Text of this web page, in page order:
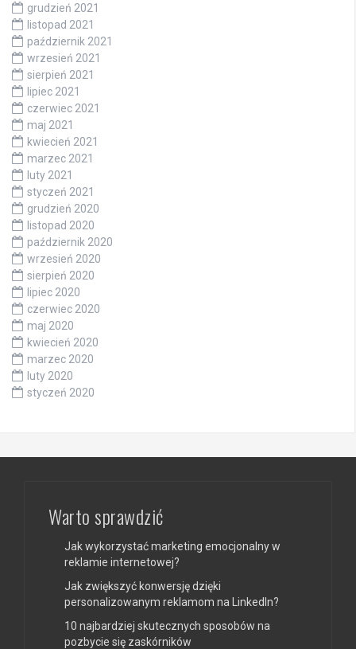
grudzień 2021
listopad 2021
październik 2021
wrzesień 2021
sierpień 2021
lipiec 2021
czerwiec 2021
maj 2021
kwiecień 2021
marzec 2021
luty 2021
styczeń 2021
grudzień 2020
listopad 2020
październik 2020
wrzesień 2020
sierpień 2020
lipiec 2020
czerwiec 2020
maj 2020
kwiecień 2020
marzec 2020
luty 2020
styczeń 2020
Warto sprawdzić
Jak wykorzystać marketing emocjonalny w
reklamie internetowej?
Jak zwiększyć konwersję dzięki
personalizowanym reklamom na LinkedIn?
10 najbardziej skutecznych sposobów na
pozbycie się zaskórników